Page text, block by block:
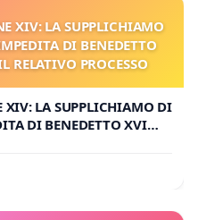
XIV: LA SUPPLICHIAMO
DI BENEDETTO
RELATIVO PROCESSO
XIV: LA SUPPLICHIAMO DI
DI BENEDETTO XVI
PROCESSO